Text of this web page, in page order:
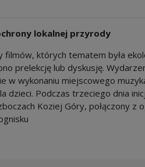
lokalnej przyrody
filmów, których tematem była
prelekcję lub dyskusję.
w wykonaniu miejscowego
dzieci. Podczas trzeciego dnia
Koziej Góry, połączony z